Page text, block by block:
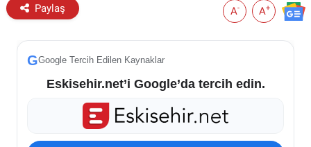
Paylaş A- A+
GGoogle Tercih Edilen Kaynaklar
Eskisehir.net’i Google’da tercih edin.